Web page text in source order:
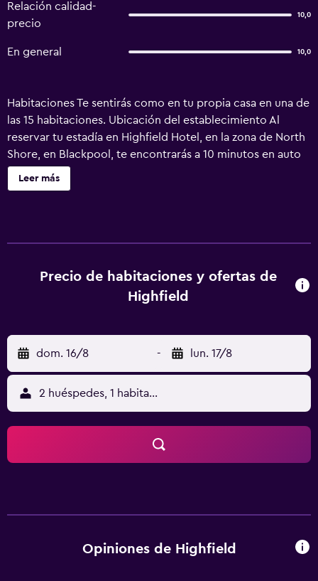
Relación calidad-
precio
10,0
En general 10,0
Habitaciones Te sentirás como en tu propia casa en una de
las 15 habitaciones. Ubicación del establecimiento Al
reservar tu estadía en Highfield Hotel, en la zona de North
Shore, en Blackpool, te encontrarás a 10 minutos en auto
de Blackpool Pleasure Beach y Genting Casino Blackpool.
Hospédate en este bed and breakfast de playa y estarás a
Es posible que se solicite un documento de identidad con
foto emitido por las autoridades gubernamentales, y una
solicitudes especiales no se pueden garantizar. Están
sujetas a disponibilidad al momento del check-in y
pueden conllevar cargos adicionales. Esta propiedad
acepta tarjetas de crédito. Las medidas de seguridad de la
propiedad incluyen detector de monóxido de carbono,
extintor de incendios, detector de humo, sistema de
seguridad y botiquín de primeros auxilios. Check-Out El
Checkout se realiza a las 11:00 Mascotas No se aceptan
proporciona gel para manos gratis a los huéspedes Se
propiedad La propiedad cumple con las normas de
Leer más
Precio de habitaciones y ofertas de
Highfield
dom. 16/8 - lun. 17/8
2 huéspedes, 1 habitación
Opiniones de Highfield